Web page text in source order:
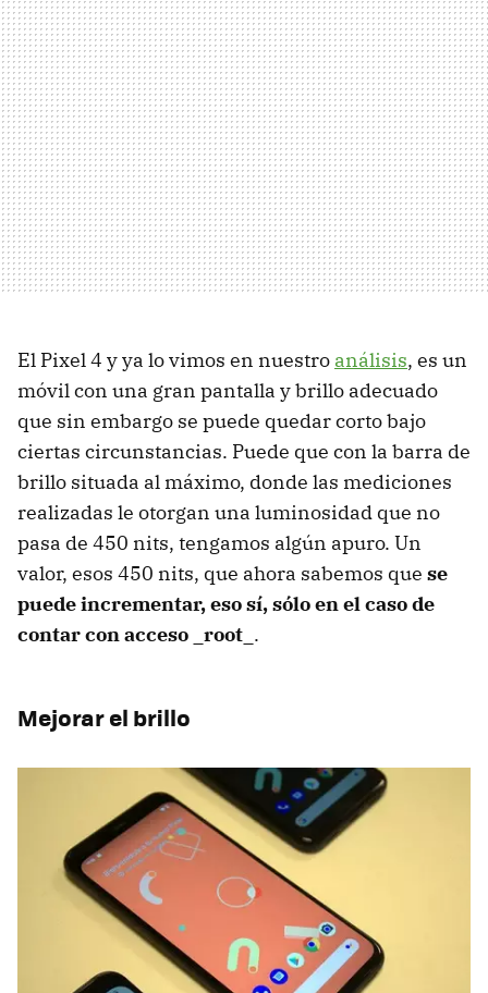
El Pixel 4 y ya lo vimos en nuestro análisis, es un
móvil con una gran pantalla y brillo adecuado
que sin embargo se puede quedar corto bajo
ciertas circunstancias. Puede que con la barra de
brillo situada al máximo, donde las mediciones
realizadas le otorgan una luminosidad que no
pasa de 450 nits, tengamos algún apuro. Un
valor, esos 450 nits, que ahora sabemos que se
puede incrementar, eso sí, sólo en el caso de
contar con acceso _root_ .
Mejorar el brillo